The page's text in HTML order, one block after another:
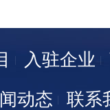
入驻企业
动态
联系